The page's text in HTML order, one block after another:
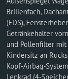
Brillenfach,
(EDS),
Getränkehalter
und Pollenfilter
Kindersitz an
Kopf-Airbag-
Lenkrad (4-